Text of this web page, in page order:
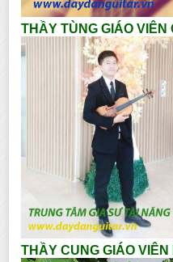
THẦY TÙNG GIÁO
THẦY CUNG GIÁO VIÊN